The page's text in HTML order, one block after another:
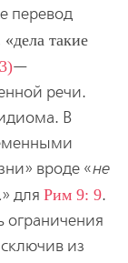
перевод
дела такие
—
речи.
В
вроде «не
» для Рим 9: 9.
ограничения
из